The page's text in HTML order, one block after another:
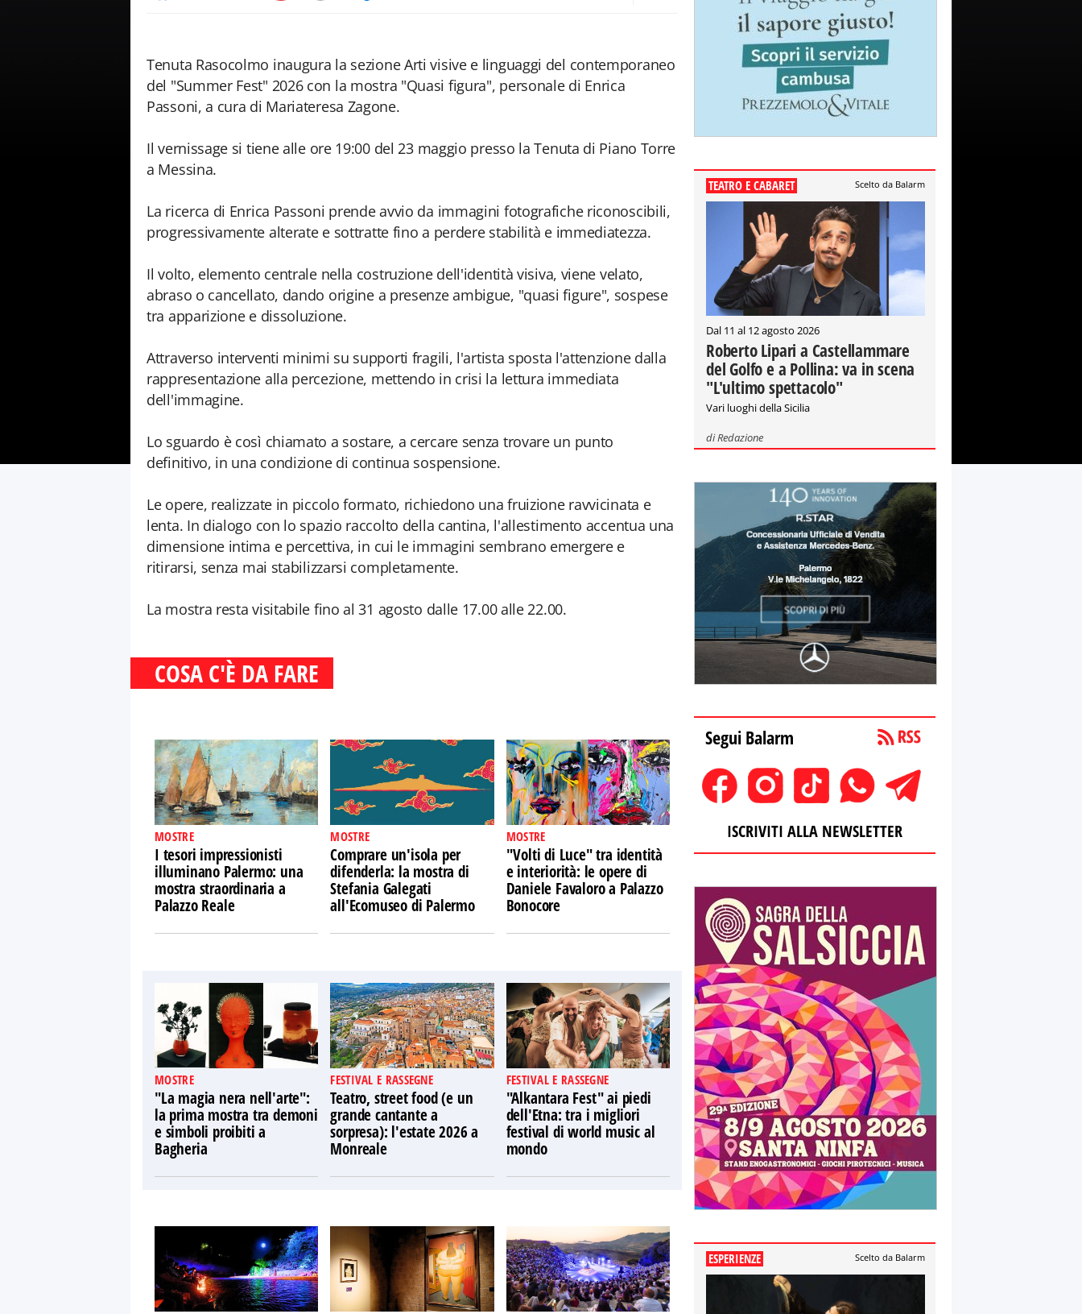
Tenuta Rasocolmo inaugura la sezione Arti visive e linguaggi del contemporaneo
del "Summer Fest" 2026 con la mostra "Quasi figura", personale di Enrica
Passoni, a cura di Mariateresa Zagone.
Il vernissage si tiene alle ore 19:00 del 23 maggio presso la Tenuta di Piano Torre
a Messina.
La ricerca di Enrica Passoni prende avvio da immagini fotografiche riconoscibili,
progressivamente alterate e sottratte fino a perdere stabilità e immediatezza.
Il volto, elemento centrale nella costruzione dell'identità visiva, viene velato,
abraso o cancellato, dando origine a presenze ambigue, "quasi figure", sospese
tra apparizione e dissoluzione.
Attraverso interventi minimi su supporti fragili, l'artista sposta l'attenzione dalla
rappresentazione alla percezione, mettendo in crisi la lettura immediata
dell'immagine.
Lo sguardo è così chiamato a sostare, a cercare senza trovare un punto
definitivo, in una condizione di continua sospensione.
Le opere, realizzate in piccolo formato, richiedono una fruizione ravvicinata e
lenta. In dialogo con lo spazio raccolto della cantina, l'allestimento accentua una
dimensione intima e percettiva, in cui le immagini sembrano emergere e
ritirarsi, senza mai stabilizzarsi completamente.
La mostra resta visitabile fino al 31 agosto dalle 17.00 alle 22.00.
COSA C'È DA FARE
MOSTRE
I tesori impressionisti
illuminano Palermo: una
mostra straordinaria a
Palazzo Reale
MOSTRE
Comprare un'isola per
difenderla: la mostra di
Stefania Galegati
all'Ecomuseo di Palermo
MOSTRE
"Volti di Luce" tra identità
e interiorità: le opere di
Daniele Favaloro a Palazzo
Bonocore
MOSTRE
"La magia nera nell'arte":
la prima mostra tra demoni
e simboli proibiti a
Bagheria
FESTIVAL E RASSEGNE
Teatro, street food (e un
grande cantante a
sorpresa): l'estate 2026 a
Monreale
FESTIVAL E RASSEGNE
"Alkantara Fest" ai piedi
dell'Etna: tra i migliori
festival di world music al
mondo
TEATRO E CABARET Scelto da Balarm
Dal 11 al 12 agosto 2026
Roberto Lipari a Castellammare
del Golfo e a Pollina: va in scena
"L'ultimo spettacolo"
Vari luoghi della Sicilia
diRedazione
Segui Balarm
ISCRIVITI ALLA NEWSLETTER
ESPERIENZE Scelto da Balarm